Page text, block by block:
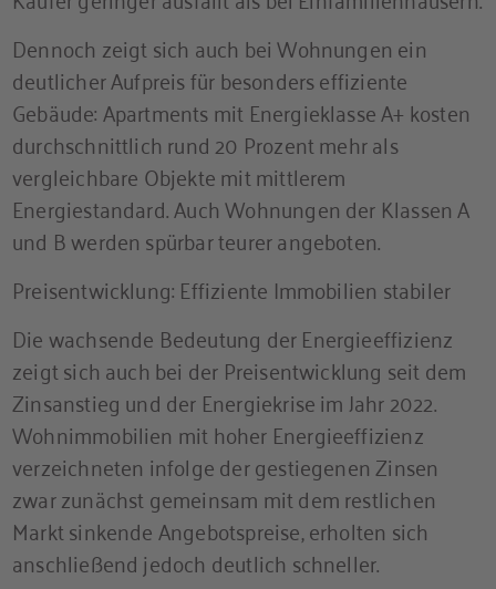
Dennoch zeigt sich auch bei Wohnungen ein
deutlicher Aufpreis für besonders effiziente
Gebäude: Apartments mit Energieklasse A+ kosten
durchschnittlich rund 20 Prozent mehr als
vergleichbare Objekte mit mittlerem
Energiestandard. Auch Wohnungen der Klassen A
und B werden spürbar teurer angeboten.
Preisentwicklung: Effiziente Immobilien stabiler
Die wachsende Bedeutung der Energieeffizienz
zeigt sich auch bei der Preisentwicklung seit dem
Zinsanstieg und der Energiekrise im Jahr 2022.
Wohnimmobilien mit hoher Energieeffizienz
verzeichneten infolge der gestiegenen Zinsen
zwar zunächst gemeinsam mit dem restlichen
Markt sinkende Angebotspreise, erholten sich
anschließend jedoch deutlich schneller.